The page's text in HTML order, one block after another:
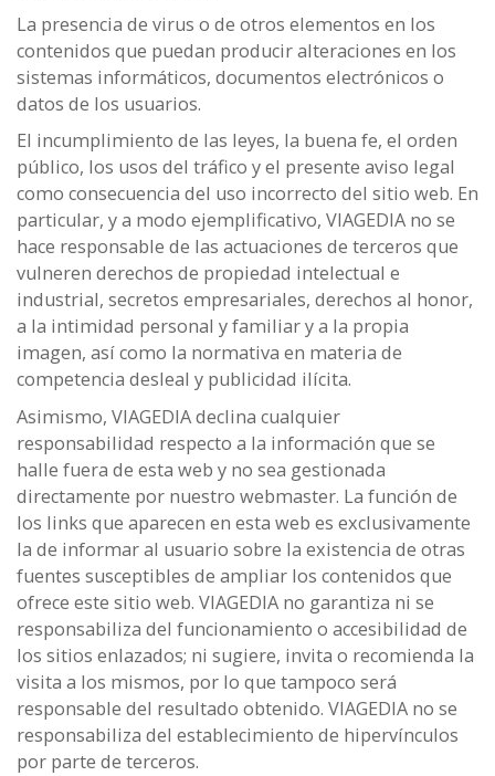
La presencia de virus o de otros elementos en los
contenidos que puedan producir alteraciones en los
sistemas informáticos, documentos electrónicos o
datos de los usuarios.
El incumplimiento de las leyes, la buena fe, el orden
público, los usos del tráfico y el presente aviso legal
como consecuencia del uso incorrecto del sitio web. En
particular, y a modo ejemplificativo, VIAGEDIA no se
hace responsable de las actuaciones de terceros que
vulneren derechos de propiedad intelectual e
industrial, secretos empresariales, derechos al honor,
a la intimidad personal y familiar y a la propia
imagen, así como la normativa en materia de
competencia desleal y publicidad ilícita.
Asimismo, VIAGEDIA declina cualquier
responsabilidad respecto a la información que se
halle fuera de esta web y no sea gestionada
directamente por nuestro webmaster. La función de
los links que aparecen en esta web es exclusivamente
la de informar al usuario sobre la existencia de otras
fuentes susceptibles de ampliar los contenidos que
ofrece este sitio web. VIAGEDIA no garantiza ni se
responsabiliza del funcionamiento o accesibilidad de
los sitios enlazados; ni sugiere, invita o recomienda la
visita a los mismos, por lo que tampoco será
responsable del resultado obtenido. VIAGEDIA no se
responsabiliza del establecimiento de hipervínculos
por parte de terceros.